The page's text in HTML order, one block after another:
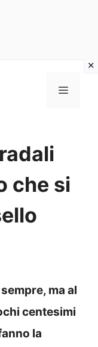
Menu
che si
ma al
centesimi
la